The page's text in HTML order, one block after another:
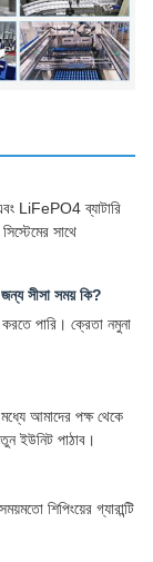
LiFePO4 ব্যাটারি
সাথে
সীসা সময় কি?
পারি। ক্রেতা নমুনা
আমাদের পক্ষ থেকে
ইউনিট পাঠাব।
শিপিংয়ের গ্যারান্টি